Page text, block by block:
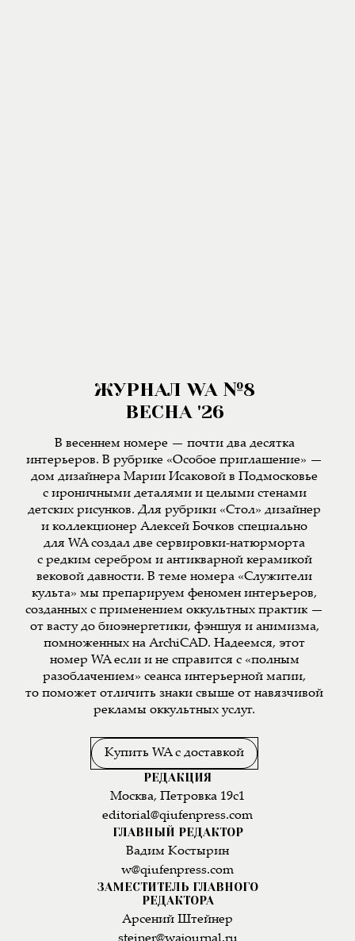
ЖУРНАЛ WA №8
ВЕСНА '26
В весеннем номере — почти два десятка
интерьеров. В рубрике «Особое приглашение» —
дом дизайнера Марии Исаковой в Подмосковье
с ироничными деталями и целыми стенами
детских рисунков. Для рубрики «Стол» дизайнер
и коллекционер Алексей Бочков специально
для WA создал две сервировки-натюрморта
с редким серебром и антикварной керамикой
вековой давности. В теме номера «Служители
культа» мы препарируем феномен интерьеров,
созданных с применением оккультных практик —
от васту до биоэнергетики, фэншуя и анимизма,
помноженных на ArchiCAD. Надеемся, этот
номер WA если и не справится с «полным
разоблачением» сеанса интерьерной магии,
то поможет отличить знаки свыше от навязчивой
рекламы оккультных услуг.
Купить WA с доставкой
РЕДАКЦИЯ
Москва, Петровка 19с1
editorial@qiufenpress.com
ГЛАВНЫЙ РЕДАКТОР
Вадим Костырин
w@qiufenpress.com
ЗАМЕСТИТЕЛЬ ГЛАВНОГО
РЕДАКТОРА
Арсений Штейнер